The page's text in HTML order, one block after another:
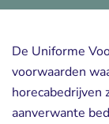
De Uniforme
voorwaarden
horecabedrijven
aanverwante